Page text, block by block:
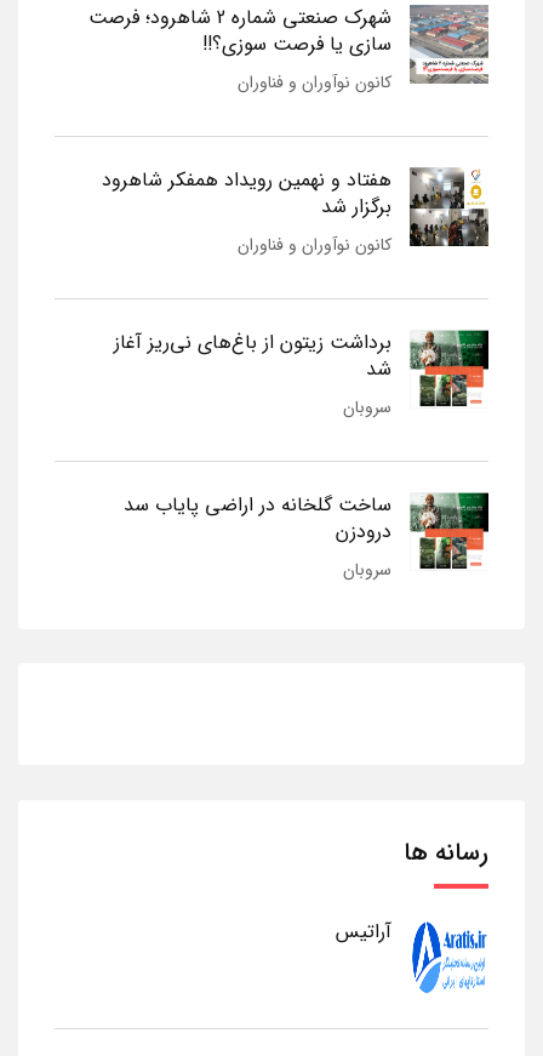
شهرک صنعتی شماره 2 شاهرود؛ فرصت
سازی یا فرصت سوزی؟!!
کانون نوآوران و فناوران
هفتاد و نهمین رویداد همفکر شاهرود
برگزار شد
کانون نوآوران و فناوران
برداشت زیتون از باغ‌های نی‌ریز آغاز
شد
سروبان
ساخت گلخانه در اراضی پایاب سد
درودزن
سروبان
رسانه ها
آراتیس